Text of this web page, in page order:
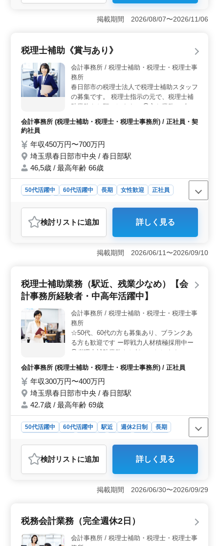
豊富な同僚たちがいるアットホームな職場です。残業が
少なく、週休2日制なのでプライベートを充実させながら
働くことができます。 ＜業務の多様性＞ 巡回業務
活かし、税理士補助としてスキルアップする機会が豊富
万〜500万円程度です。通勤費実費支給、社会保険完備、
事務所内禁煙等、福利厚生と健康対策が整備されている
ので安心して働くことができます。
掲載期間 2026/08/07〜2026/11/06
税理士補助《賞与あり》
会計事務所 / 税理士補助・税理士・税理士事
務所
春日部市の税理士法人で税理士補助スタッフ
の募集です。 税理士指示の元で、税理士補
助業務をお願いします。 ◯主な業務 ・会計
補助業務（主に伝票入力、整理、経理） ・
書類作成業務 ・書類の提出 ・クライアント
生、財務応援を使用します。 その他ワー
ド、エクセルの使用もあります。 社用車使
用あり 現在50歳以上も活躍している企業で
のご応募お待ちしております。
会計事務所 (税理士補助・税理士・税理士事務所) / 正社員・契
約社員
年収450万円〜700万円
埼玉県春日部市中央 / 春日部駅
46,5歳 / 最高年齢 66歳
50代活躍中 60代活躍中 長期 女性歓迎
正社員
おすすめポイント
＜安定した高収入と豊富な福利厚生＞ 年収450万円〜
700万円の高収入が魅力です。賞与も支給され、安定した
収入が期待できます。雇用・労災・健康・厚生といった
充実した福利厚生も整っており、安心して働くことがで
中の職場です。週5日勤務で、土日祝日休み、年間休日
120日としっかりと休息を取ることができる環境です。就
活かせる職務内容とサポート体制＞ 会計事務所での経
験を活かして税理士補助業務に従事できます。会計ソフ
トやワード・エクセルの使用が求められ、社用車も利用
可能です。税理士の指示のもとで働けるため、サポート
体制も整っており安心です。
検討リスト に追加 詳しく見る
掲載期間 2026/06/11〜2026/09/10
税理士補助業務（駅近、残業少なめ）【会
計事務所経験者・中高年活躍中】
会計事務所 / 税理士補助・税理士・税理士事
務所
☆50代、60代の方も募集あり、ブランクあ
る方も歓迎です ー即戦力人材積極採用中ー
◯税理士補助業務をお任せいたします ・申
告書の作成（法人税、消費税、所得税） ・
法定調書の作成 ・年末調整 ・個人確定申告
書の作成 ・顧問先の巡回業務 ※社会福祉法
人の担当経験者優遇いたします（ない方も募
集） 基本正社員での募集ではございます
能です
会計事務所 (税理士補助・税理士・税理士事務所) / 正社員
年収300万円〜400万円
埼玉県春日部市中央 / 春日部駅
42.7歳 / 最高年齢 69歳
50代活躍中 60代活躍中 駅近 週休2日制
長期
おすすめポイント
＜即戦力として活躍できる環境＞ 経験豊富な方々が求
められる職場で、会計事務所経験者を募集しています。
即戦力として活躍できる環境が整っており、ブランクの
ある方も歓迎されています。 ＜働きやすい労働環境
た、パートタイムの勤務も柔軟に対応可能で、ライフス
活躍できる職場＞ 50代や60代の方も活躍できる職場で
検討リスト に追加 詳しく見る
掲載期間 2026/06/30〜2026/09/29
税務会計業務（完全週休2日）
会計事務所 / 税理士補助・税理士・税理士事